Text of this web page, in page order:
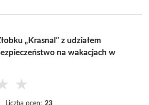
„Krasnal” z udziałem
na wakacjach w
★
Liczba ocen: 23